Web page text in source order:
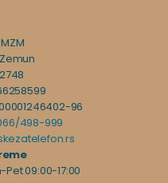
96
498-999
09:00-17:00